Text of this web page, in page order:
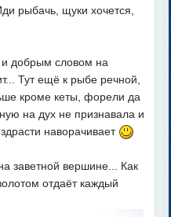
рыбачь, щуки хочется,
добрым словом на
Тут ещё к рыбе речной,
кроме кеты, форели да
на дух не признавала и
наворачивает
заветной вершине... Как
отдаёт каждый